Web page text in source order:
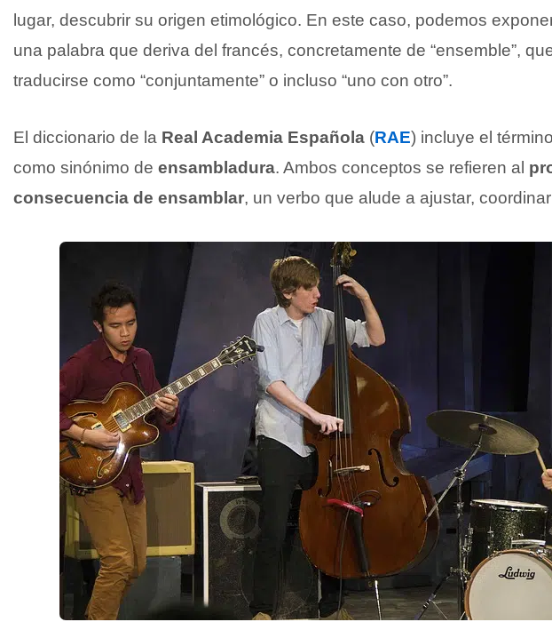
lugar, descubrir su origen etimológico. En este caso, podemos
una palabra que deriva del francés, concretamente de “ensemble”,
traducirse como “conjuntamente” o incluso “uno con otro”.
El diccionario de la Real Academia Española (RAE) incluye el término
como sinónimo de ensambladura. Ambos conceptos se refieren al
consecuencia de ensamblar, un verbo que alude a ajustar,